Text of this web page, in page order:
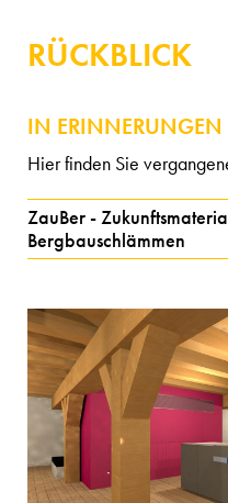
RÜCKBLICK
IN ERINNERUNGEN
Hier finden Sie
ZauBer -
Bergbauschlämmen